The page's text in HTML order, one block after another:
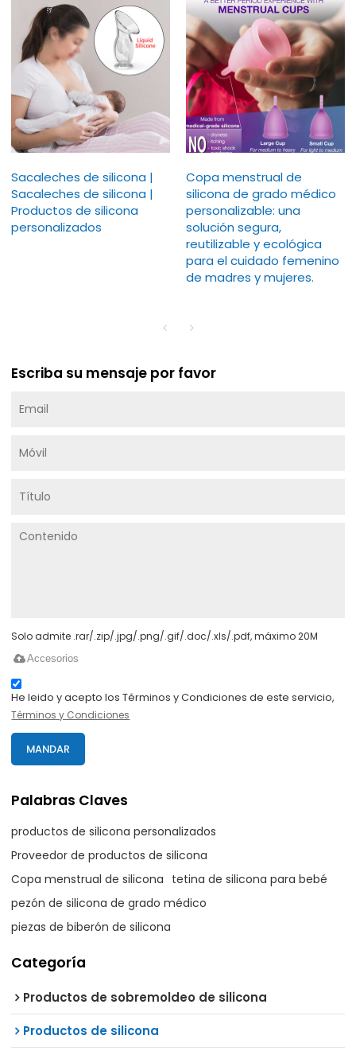
Sacaleches de silicona |
Sacaleches de silicona |
Productos de silicona
personalizados
Copa menstrual de
silicona de grado médico
personalizable: una
solución segura,
reutilizable y ecológica
para el cuidado femenino
de madres y mujeres.
Escriba su mensaje por favor
Solo admite .rar/.zip/.jpg/.png/.gif/.doc/.xls/.pdf, máximo 20M
Accesorios
He leido y acepto los Términos y Condiciones de este servicio,
Términos y Condiciones
MANDAR
Palabras Claves
productos de silicona personalizados
Proveedor de productos de silicona
Copa menstrual de silicona tetina de silicona para bebé
pezón de silicona de grado médico
piezas de biberón de silicona
Categoría
Productos de sobremoldeo de silicona
Productos de silicona